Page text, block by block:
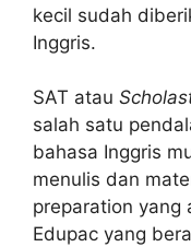
kecil sudah
Inggris.
SAT atau
salah satu
bahasa Inggris
menulis dan
preparation yang
Edupac yang